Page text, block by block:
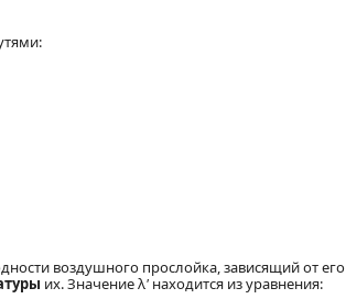
воздушного прослойка, зависящий от его
их. Значение λ' находится из уравнения: